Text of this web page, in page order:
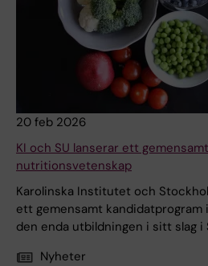
20 feb 2026
KI och SU lanserar ett
nutritionsvetenskap
Karolinska Institutet och
ett gemensamt
den enda utbildningen i sitt slag i
Nyheter